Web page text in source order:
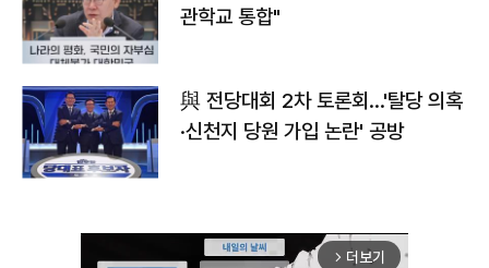
관학교 통합"
與 전당대회 2차 토론회…'탈당 의혹
·신천지 당원 가입 논란' 공방
arrow_forward_ios 더보기